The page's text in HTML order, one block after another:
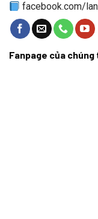
facebook.com/
Fanpage của chúng